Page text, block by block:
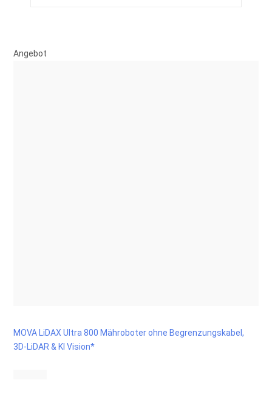
Angebot
MOVA LiDAX Ultra 800 Mähroboter ohne Begrenzungskabel,
3D-LiDAR & KI Vision*